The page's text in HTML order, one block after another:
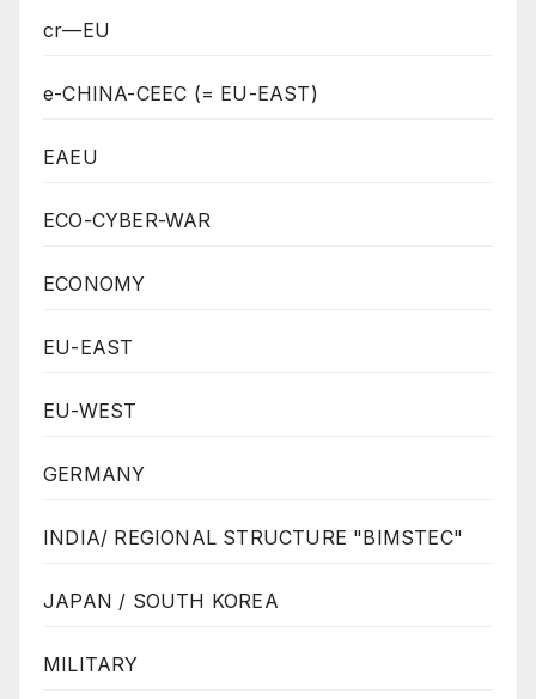
cr—EU
e-CHINA-CEEC (= EU-EAST)
EAEU
ECO-CYBER-WAR
ECONOMY
EU-EAST
EU-WEST
GERMANY
INDIA/ REGIONAL STRUCTURE "BIMSTEC"
JAPAN / SOUTH KOREA
MILITARY